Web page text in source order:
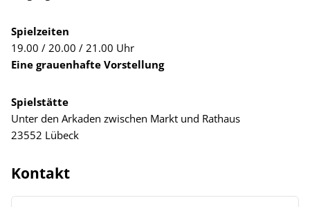
Spielzeiten
19.00 / 20.00 / 21.00 Uhr
Eine grauenhafte Vorstellung
Spielstätte
Unter den Arkaden zwischen Markt und Rathaus
23552 Lübeck
Kontakt